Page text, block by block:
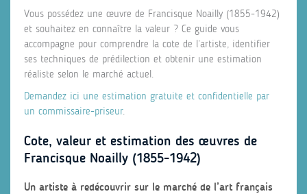
Vous possédez une œuvre de Francisque Noailly (1855-1942)
et souhaitez en connaître la valeur ? Ce guide vous
accompagne pour comprendre la cote de l’artiste, identifier
ses techniques de prédilection et obtenir une estimation
réaliste selon le marché actuel.
Demandez ici une estimation gratuite et confidentielle par
un commissaire-priseur.
Cote, valeur et estimation des œuvres de
Francisque Noailly (1855-1942)
Un artiste à redécouvrir sur le marché de l’art français